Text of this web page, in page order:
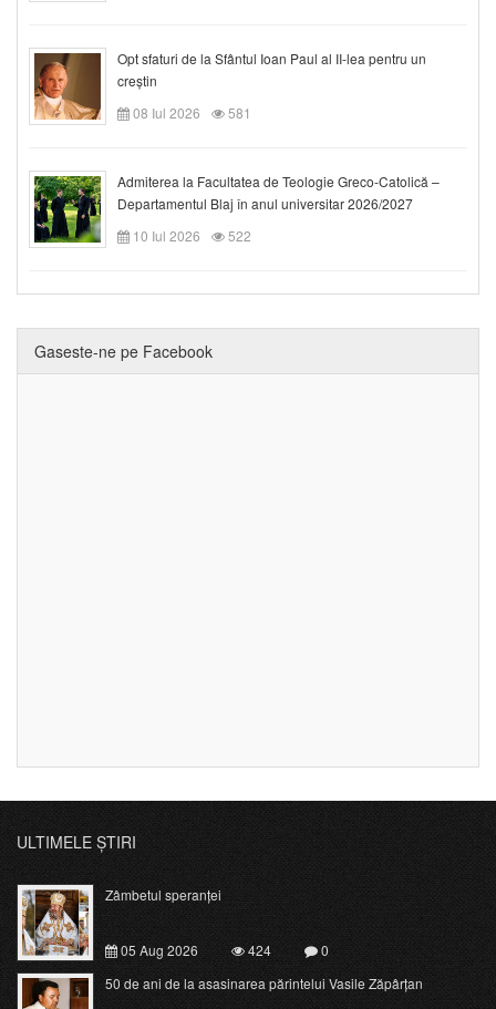
Opt sfaturi de la Sfântul Ioan Paul al II-lea pentru un
creștin
08 Iul 2026
581
Admiterea la Facultatea de Teologie Greco-Catolică –
Departamentul Blaj în anul universitar 2026/2027
10 Iul 2026
522
Gaseste-ne pe Facebook
ULTIMELE ȘTIRI
Zâmbetul speranței
05 Aug 2026 424
0
50 de ani de la asasinarea părintelui Vasile Zăpârțan